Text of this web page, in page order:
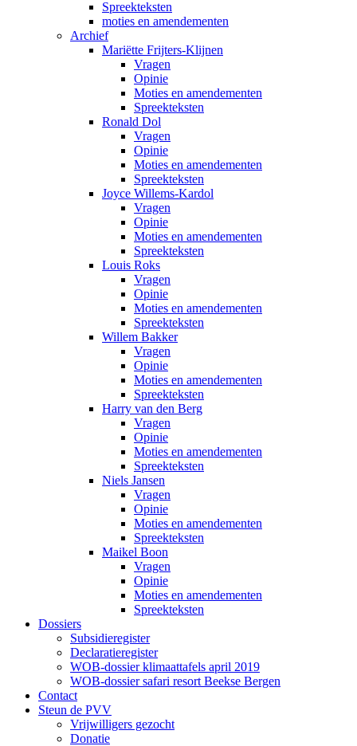
Spreekteksten
moties en amendementen
Archief
Mariëtte Frijters-Klijnen
Vragen
Opinie
Moties en amendementen
Spreekteksten
Ronald Dol
Vragen
Opinie
Moties en amendementen
Spreekteksten
Joyce Willems-Kardol
Vragen
Opinie
Moties en amendementen
Spreekteksten
Louis Roks
Vragen
Opinie
Moties en amendementen
Spreekteksten
Willem Bakker
Vragen
Opinie
Moties en amendementen
Spreekteksten
Harry van den Berg
Vragen
Opinie
Moties en amendementen
Spreekteksten
Niels Jansen
Vragen
Opinie
Moties en amendementen
Spreekteksten
Maikel Boon
Vragen
Opinie
Moties en amendementen
Spreekteksten
Dossiers
Subsidieregister
Declaratieregister
WOB-dossier klimaattafels april 2019
WOB-dossier safari resort Beekse Bergen
Contact
Steun de PVV
Vrijwilligers gezocht
Donatie